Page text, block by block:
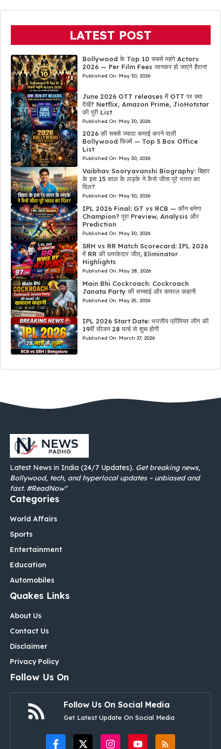
LATEST POST
Bollywood के Top 10 सबसे महंगे Actors
2026 — Per Film Fees जानकर हो जाएंगे हैरान!
Published On: May 30, 2026
June 2026 OTT releases में OTT पर क्या
देखें? Netflix, Amazon Prime, JioHotstar
की पूरी List
Published On: May 30, 2026
2026 की सबसे ज्यादा कमाई करने वाली
Bollywood फिल्में — Top 5 Box Office
List
Published On: May 30, 2026
Vaibhav Sooryavanshi Biography: बिहार
के इस 15 साल के लड़के ने कैसे जीता पूरे भारत का
दिल?
Published On: May 30, 2026
IPL 2026 Final: GT vs RCB — कौन बनेगा
Champion? पूरा Preview, Analysis और
Prediction
Published On: May 30, 2026
SRH vs RR Match Scorecard: IPL 2026
में RR की धमाकेदार जीत, Eliminator
Highlights
Published On: May 28, 2026
Main Bhi Cockroach: Cockroach
Janata Party की सच्चाई और वायरल कहानी
Published On: May 25, 2026
IPL 2026 Start Date: भारतीय प्रीमियर लीग की
19वीं सीजन 28 मार्च से शुरू होगी
Published On: March 27, 2026
Latest News in India (24/7 Updates). Get breaking news,
Bollywood, tech, and hyperlocal updates – unbiased and
fast. #ReadNow"
Categories
World Affairs
Sports
Entertainment
Education
Automobiles
Quakes Links
About Us
Contact Us
Disclaimer
Privacy Policy
Follow Us On
Follow Us On Social Media
Get Latest Update On Social Media